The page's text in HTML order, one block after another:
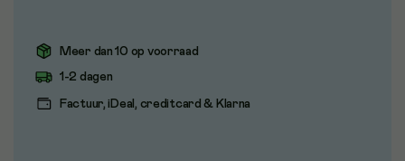
Meer dan 10 op voorraad
1-2 dagen
Factuur, iDeal, creditcard & Klarna